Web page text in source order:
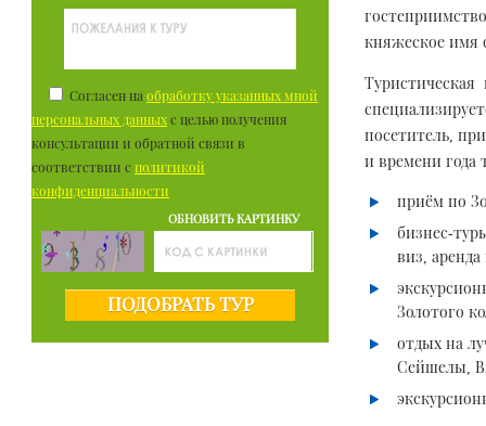
Согласен на обработку указанных мной
персональных данных с целью получения
консультации и обратной связи в
соответствии с политикой
конфиденциальности
ОБНОВИТЬ КАРТИНКУ
ПОДОБРАТЬ ТУР
княжеское имя
посетитель,
и времени года
приём по
бизнес-
виз,
Золотого
отдых на
Сейшелы,